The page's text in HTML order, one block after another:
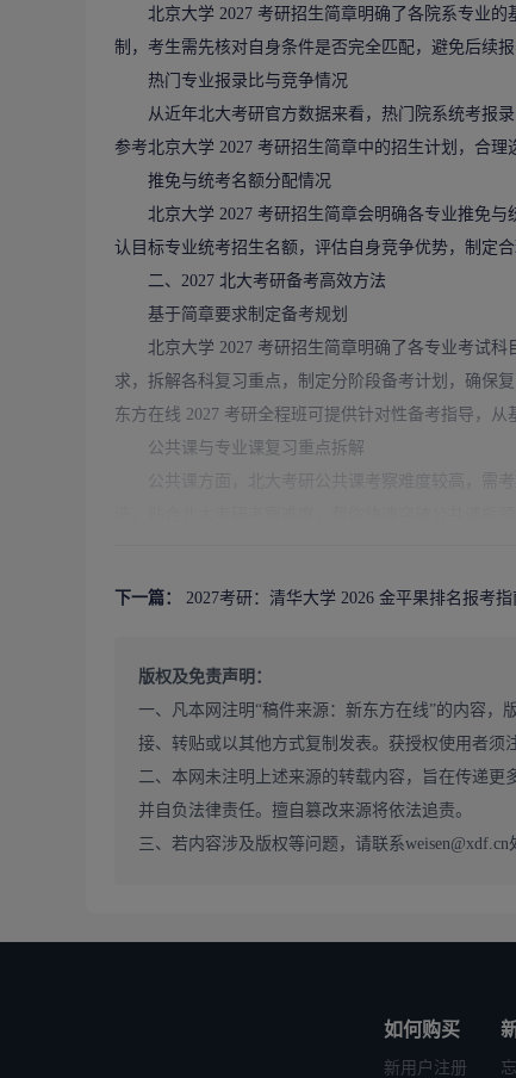
北京大学 2027 考研招生简章明确了各院系专业的
制，考生需先核对自身条件是否完全匹配，避免后续报
热门专业报录比与竞争情况
从近年北大考研官方数据来看，热门院系统考报录
参考北京大学 2027 考研招生简章中的招生计划，合
推免与统考名额分配情况
北京大学 2027 考研招生简章会明确各专业推免与
认目标专业统考招生名额，评估自身竞争优势，制定
二、2027 北大考研备考高效方法
基于简章要求制定备考规划
北京大学 2027 考研招生简章明确了各专业考试科
求，拆解各科复习重点，制定分阶段备考计划，确保
东方在线 2027 考研全程班可提供针对性备考指导，
公共课与专业课复习重点拆解
公共课方面，北大考研公共课考察难度较高，需考
三、2027 北大考研报考避坑指南
简章报考条件的隐性要求解读
很多同学只看简章表面报考条件，忽略同等学力考
需逐字核对北京大学 2027 考研招生简章中的报考条
报名与材料提交的常见失误
报名阶段，很多同学会出现信息填写错误、材料提
北京大学 2027 考研招生简章也明确了复试考察内
北京大学 2027 考研招生简章什么时候发布?
下一篇： 2027考研：清华大学 2026 金平果排名报考指
版权及免责声明：
一、凡本网注明“稿件来源：新东方在线”的内容
接、转贴或以其他方式复制发表。获授权使用者须
二、本网未注明上述来源的转载内容，旨在传递更
并自负法律责任。擅自篡改来源将依法追责。
三、若内容涉及版权等问题，请联系weisen@xdf.cn
如何购买
新用户注册